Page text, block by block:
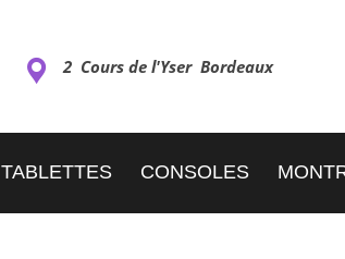
2 Cours de l'Yser Bordeaux
TABLETTES CONSOLES